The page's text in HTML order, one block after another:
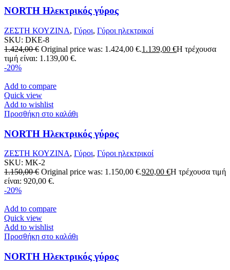
NORTH Ηλεκτρικός γύρος
ΖΕΣΤΗ ΚΟΥΖΙΝΑ, Γύροι, Γύροι ηλεκτρικοί
SKU: DKE-8
1.424,00€ Original price was: 1.424,00 €.1.139,00 €Η τρέχουσα
τιμή είναι: 1.139,00 €.
-20%
Add to compare
Quick view
Add to wishlist
Προσθήκη στο καλάθι
NORTH Ηλεκτρικός γύρος
ΖΕΣΤΗ ΚΟΥΖΙΝΑ, Γύροι, Γύροι ηλεκτρικοί
SKU: MK-2
1.150,00€ Original price was: 1.150,00 €.920,00 €Η τρέχουσα τιμή
είναι: 920,00 €.
-20%
Add to compare
Quick view
Add to wishlist
Προσθήκη στο καλάθι
NORTH Ηλεκτρικός γύρος